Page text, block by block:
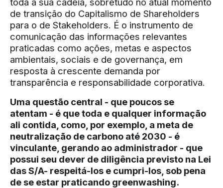
de transição do Capitalismo de Shareholders
para o de Stakeholders. É o instrumento de
comunicação das informações relevantes
praticadas como ações, metas e aspectos
ambientais, sociais e de governança, em
resposta à crescente demanda por
transparência e responsabilidade corporativa.
Uma questão central - que poucos se
atentam - é que toda e qualquer informação
ali contida, como, por exemplo, a meta de
neutralização de carbono até 2030 - é
vinculante, gerando ao administrador - que
possui seu dever de diligência previsto na Lei
das S/A- respeitá-los e cumpri-los, sob pena
de se estar praticando greenwashing.